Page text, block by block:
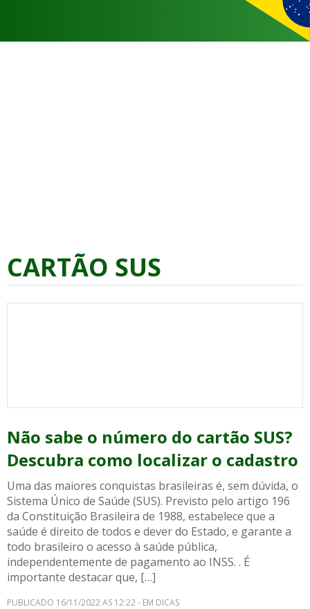
CARTÃO SUS
Não sabe o número do cartão SUS?
Descubra como localizar o cadastro
Uma das maiores conquistas brasileiras é, sem dúvida, o
Sistema Único de Saúde (SUS). Previsto pelo artigo 196
da Constituição Brasileira de 1988, estabelece que a
saúde é direito de todos e dever do Estado, e garante a
todo brasileiro o acesso à saúde pública,
independentemente de pagamento ao INSS. . É
importante destacar que, […]
PUBLICADO 16/11/2022 AS 12:22 - EM DICAS